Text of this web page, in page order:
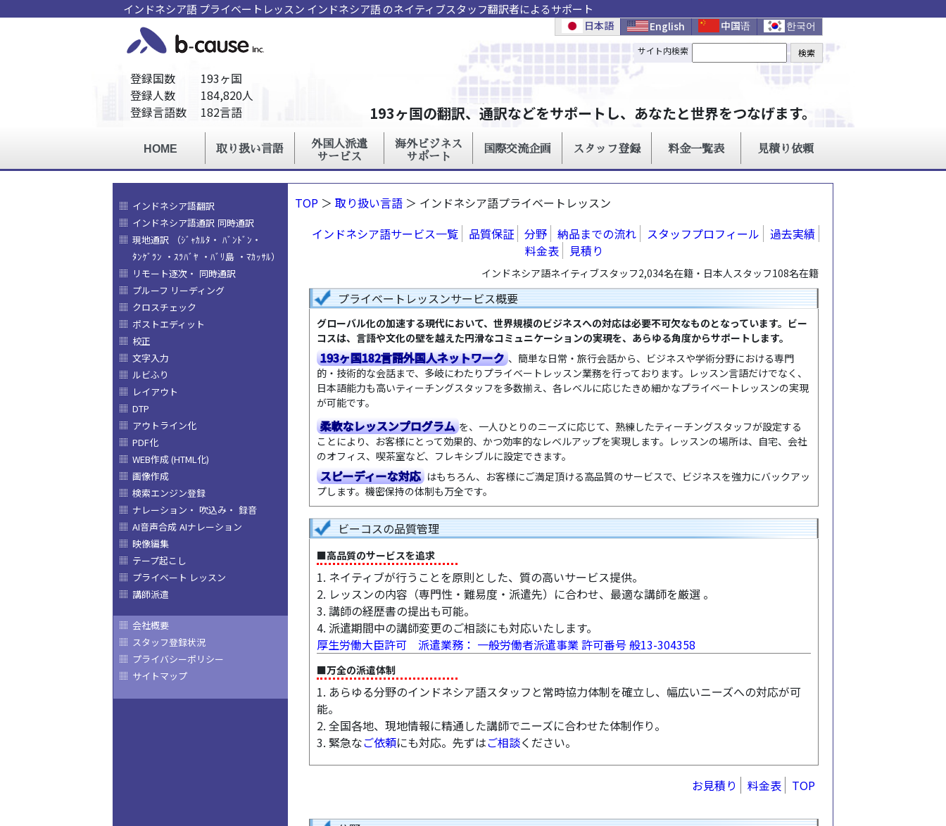
インドネシア語 プライベートレッスン インドネシア語 のネイティブスタッフ翻訳者によるサポート
TOP ＞ 取り扱い言語 ＞ インドネシア語プライベートレッスン
インドネシア語サービス一覧
品質保証 分野 納品までの流れ スタッフプロフィール
過去実績
料金表
見積り
インドネシア語ネイティブスタッフ2,034名在籍・日本人スタッフ108名在籍
プライベートレッスンサービス概要
グローバル化の加速する現代において、世界規模のビジネスへの対応は必要不可欠なものとなっています。ビー
コスは、言語や文化の壁を越えた円滑なコミュニケーションの実現を、あらゆる角度からサポートします。
193ヶ国182言語外国人ネットワーク 、簡単な日常・旅行会話から、ビジネスや学術分野における専門
的・技術的な会話まで、多岐にわたりプライベートレッスン業務を行っております。レッスン言語だけでなく、
日本語能力も高いティーチングスタッフを多数揃え、各レベルに応じたきめ細かなプライベートレッスンの実現
が可能です。
柔軟なレッスンプログラム を、一人ひとりのニーズに応じて、熟練したティーチングスタッフが設定する
ことにより、お客様にとって効果的、かつ効率的なレベルアップを実現します。レッスンの場所は、自宅、会社
のオフィス、喫茶室など、フレキシブルに設定できます。
スピーディーな対応 はもちろん、お客様にご満足頂ける高品質のサービスで、ビジネスを強力にバックアッ
プします。機密保持の体制も万全です。
ビーコスの品質管理
■高品質のサービスを追求
1. ネイティブが行うことを原則とした、質の高いサービス提供。
2. レッスンの内容（専門性・難易度・派遣先）に合わせ、最適な講師を厳選 。
3. 講師の経歴書の提出も可能。
4. 派遣期間中の講師変更のご相談にも対応いたします。
厚生労働大臣許可 派遣業務： 一般労働者派遣事業 許可番号 般13-304358
■万全の派遣体制
1. あらゆる分野のインドネシア語スタッフと常時協力体制を確立し、幅広いニーズへの対応が可
能。
2. 全国各地、現地情報に精通した講師でニーズに合わせた体制作り。
3. 緊急なご依頼にも対応。先ずはご相談ください。
お見積り 料金表 TOP